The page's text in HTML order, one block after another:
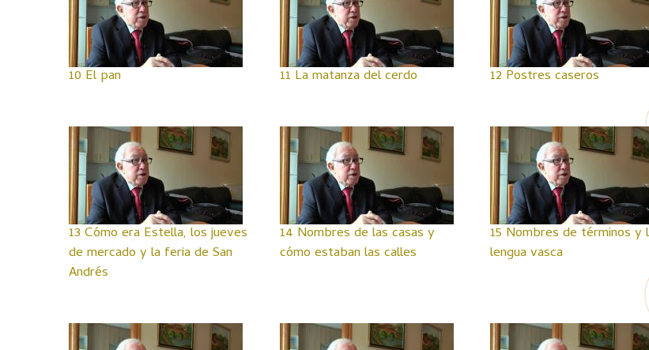
10 El pan 11 La matanza del cerdo 12 Postres caseros
13 Cómo era Estella, los jueves
de mercado y la feria de San
Andrés
14 Nombres de las casas y
cómo estaban las calles
15 Nombres de términos y
lengua vasca